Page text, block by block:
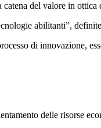
del valore in
abilitanti”,
di innovazione,
delle risorse